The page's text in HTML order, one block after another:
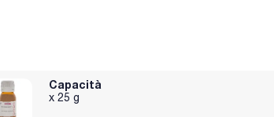
Capacità
x 25 g